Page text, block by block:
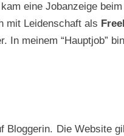
eine Jobanzeige
mit Leidenschaft als
In meinem “Hauptjob”
Bloggerin. Die Website